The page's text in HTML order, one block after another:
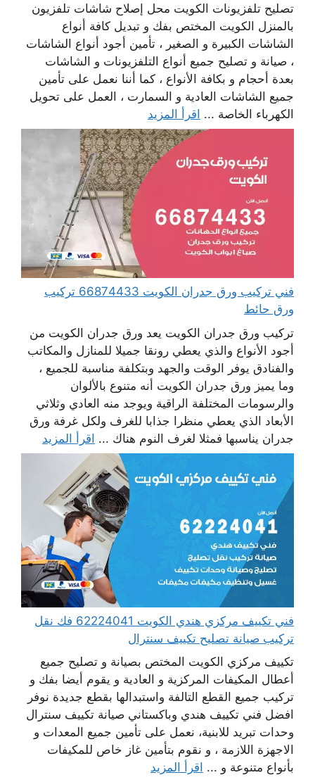
تصليح تلفزيونات الكويت محل إصلاح شاشات تلفزيون
بالمنزل الكويت المختص بفك و تبديل كافة أنواع
الشاشات الكبيرة و الصغير ، تأمين أجود أنواع الشاشات
، صيانة و تصليح جميع أنواع التلفزيونات و الشاشات
بعدة أحجام و بكافة الأنواع ، كما أننا نعمل على تأمين
جميع الشاشات العادية و السمارت ، العمل على تحويل
الكهرباء الخاصة ... اقرأ المزيد
فني تركيب ورق جدران الكويت 66874433 تركيب
ورق حائط
تركيب ورق جدران الكويت يعد ورق جدران الكويت من
أجود الأنواع والذي يعطي رونقا جميلا للمنازل والمكاتب
والفنادق يوفر الوقت والجهد وبتكلفة مناسبة للجميع ،
وما يميز ورق جدران الكويت أنه متنوع بالألوان
والرسومات المختلفة الراقية ويوجد منه العادي وثلاثي
الأبعاد الذي يعطي منظرا جذابا للغرف ولكل غرفة ورق
جدران يناسبها فمثلا لغرف النوم هناك ... اقرأ المزيد
فني تكييف مركزي هندي الكويت 62224041 فك نقل
تركيب صيانة تصليح تكييف سنترال
تكييف مركزي الكويت المختص بصيانة و تصليح جميع
أعطال المكيفات المركزية و العادية و يقوم أيضا بفك و
تركيب جميع القطع التالفة واستبدالها بقطع جديدة نوفر
افضل فني تكييف هندي وباكستاني صيانة تكييف سنترال
وحدات تبريد للابنية، نعمل على تأمين جميع المعدات و
الاجهزة اللازمة ، و نقوم بتأمين غاز خاص للمكيفات
بأنواع متنوعة و ... اقرأ المزيد